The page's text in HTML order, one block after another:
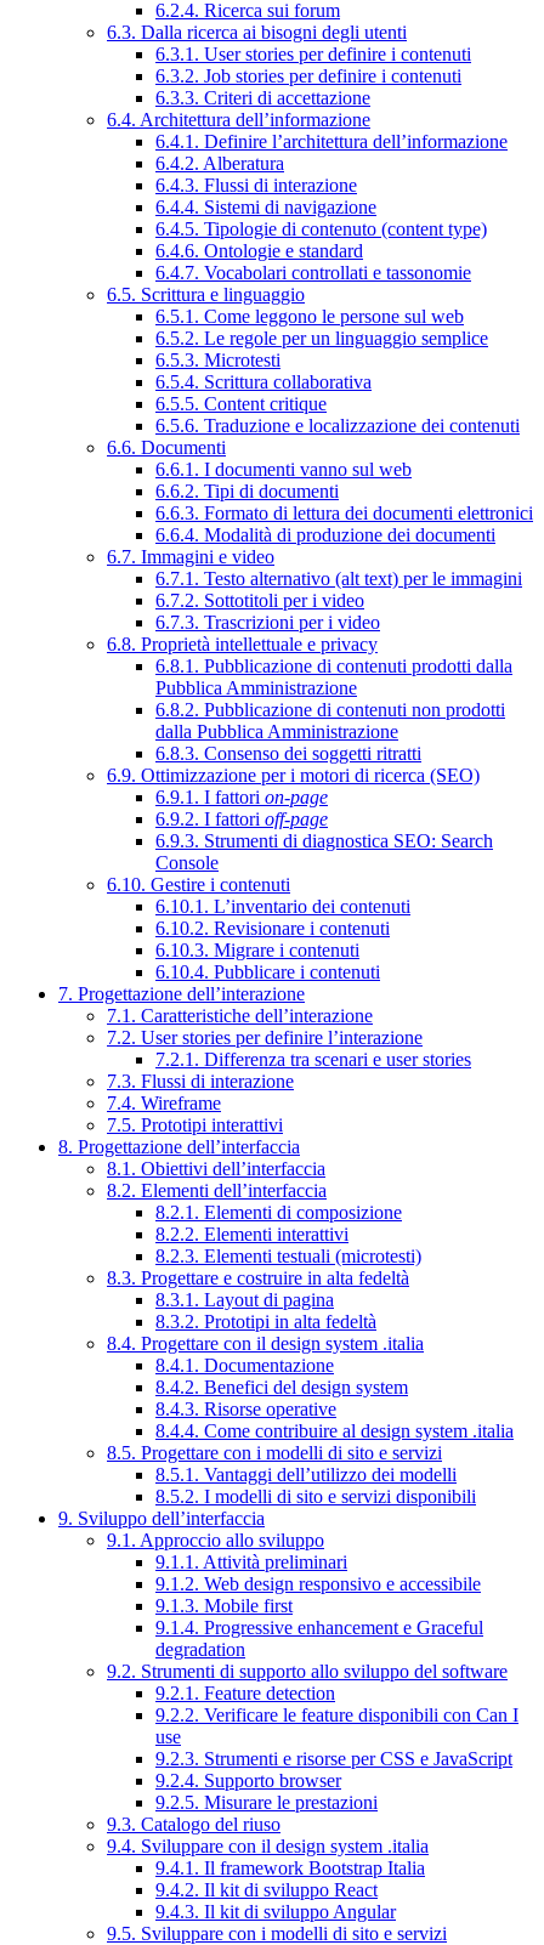
6.2.4. Ricerca sui forum
6.3. Dalla ricerca ai bisogni degli utenti
6.3.1. User stories per definire i contenuti
6.3.2. Job stories per definire i contenuti
6.3.3. Criteri di accettazione
6.4. Architettura dell’informazione
6.4.1. Definire l’architettura dell’informazione
6.4.2. Alberatura
6.4.3. Flussi di interazione
6.4.4. Sistemi di navigazione
6.4.5. Tipologie di contenuto (content type)
6.4.6. Ontologie e standard
6.4.7. Vocabolari controllati e tassonomie
6.5. Scrittura e linguaggio
6.5.1. Come leggono le persone sul web
6.5.2. Le regole per un linguaggio semplice
6.5.3. Microtesti
6.5.4. Scrittura collaborativa
6.5.5. Content critique
6.5.6. Traduzione e localizzazione dei contenuti
6.6. Documenti
6.6.1. I documenti vanno sul web
6.6.2. Tipi di documenti
6.6.3. Formato di lettura dei documenti elettronici
6.6.4. Modalità di produzione dei documenti
6.7. Immagini e video
6.7.1. Testo alternativo (alt text) per le immagini
6.7.2. Sottotitoli per i video
6.7.3. Trascrizioni per i video
6.8. Proprietà intellettuale e privacy
6.8.1. Pubblicazione di contenuti prodotti dalla
Pubblica Amministrazione
6.8.2. Pubblicazione di contenuti non prodotti
dalla Pubblica Amministrazione
6.8.3. Consenso dei soggetti ritratti
6.9. Ottimizzazione per i motori di ricerca (SEO)
6.9.1. I fattori on-page
6.9.2. I fattori off-page
6.9.3. Strumenti di diagnostica SEO: Search
Console
6.10. Gestire i contenuti
6.10.1. L’inventario dei contenuti
6.10.2. Revisionare i contenuti
6.10.3. Migrare i contenuti
6.10.4. Pubblicare i contenuti
7. Progettazione dell’interazione
7.1. Caratteristiche dell’interazione
7.2. User stories per definire l’interazione
7.2.1. Differenza tra scenari e user stories
7.3. Flussi di interazione
7.4. Wireframe
7.5. Prototipi interattivi
8. Progettazione dell’interfaccia
8.1. Obiettivi dell’interfaccia
8.2. Elementi dell’interfaccia
8.2.1. Elementi di composizione
8.2.2. Elementi interattivi
8.2.3. Elementi testuali (microtesti)
8.3. Progettare e costruire in alta fedeltà
8.3.1. Layout di pagina
8.3.2. Prototipi in alta fedeltà
8.4. Progettare con il design system .italia
8.4.1. Documentazione
8.4.2. Benefici del design system
8.4.3. Risorse operative
8.4.4. Come contribuire al design system .italia
8.5. Progettare con i modelli di sito e servizi
8.5.1. Vantaggi dell’utilizzo dei modelli
8.5.2. I modelli di sito e servizi disponibili
9. Sviluppo dell’interfaccia
9.1. Approccio allo sviluppo
9.1.1. Attività preliminari
9.1.2. Web design responsivo e accessibile
9.1.3. Mobile first
9.1.4. Progressive enhancement e Graceful
degradation
9.2. Strumenti di supporto allo sviluppo del software
9.2.1. Feature detection
9.2.2. Verificare le feature disponibili con Can I
use
9.2.3. Strumenti e risorse per CSS e JavaScript
9.2.4. Supporto browser
9.2.5. Misurare le prestazioni
9.3. Catalogo del riuso
9.4. Sviluppare con il design system .italia
9.4.1. Il framework Bootstrap Italia
9.4.2. Il kit di sviluppo React
9.4.3. Il kit di sviluppo Angular
9.5. Sviluppare con i modelli di sito e servizi